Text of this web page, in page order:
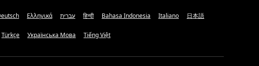
Ελληνικά עברית हिन्दी Bahasa Indonesia Italiano 日本語
Türkçe Українська Мова Tiếng Việt